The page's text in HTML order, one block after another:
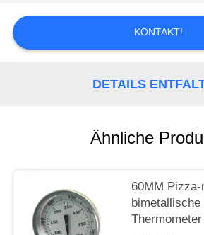
KONTAKT!
DETAILS
Ähnliche
60MM